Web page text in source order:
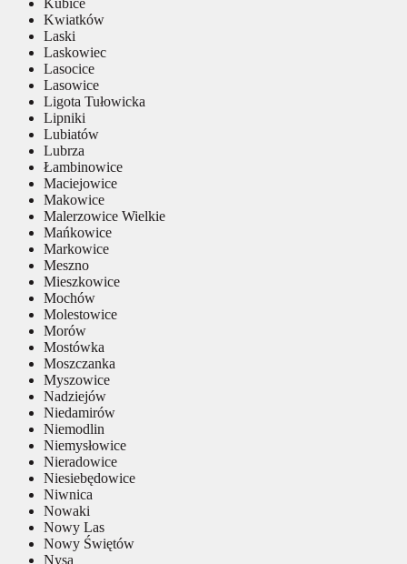
Kwiatków
Laski
Laskowiec
Lasocice
Lasowice
Ligota Tułowicka
Lipniki
Lubiatów
Lubrza
Łambinowice
Maciejowice
Makowice
Malerzowice Wielkie
Mańkowice
Markowice
Meszno
Mieszkowice
Mochów
Molestowice
Morów
Mostówka
Moszczanka
Myszowice
Nadziejów
Niedamirów
Niemodlin
Niemysłowice
Nieradowice
Niesiebędowice
Niwnica
Nowaki
Nowy Las
Nowy Świętów
Nysa